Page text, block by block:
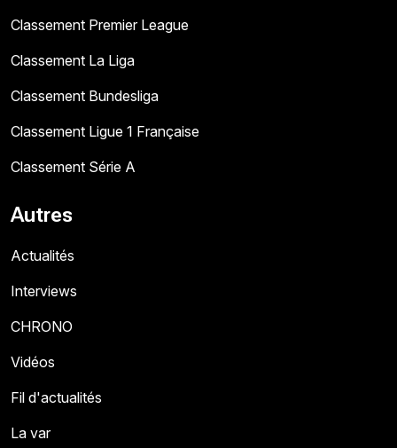
Classement Premier League
Classement La Liga
Classement Bundesliga
Classement Ligue 1 Française
Classement Série A
Autres
Actualités
Interviews
CHRONO
Vidéos
Fil d'actualités
La var